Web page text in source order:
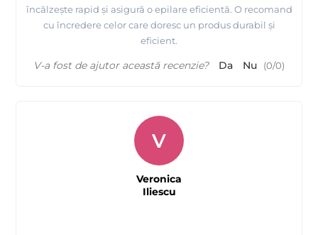
încălzește rapid și asigură o epilare eficientă. O recomand
cu încredere celor care doresc un produs durabil și
eficient.
V-a fost de ajutor această recenzie? Da Nu (0/0)
V
Veronica
Iliescu